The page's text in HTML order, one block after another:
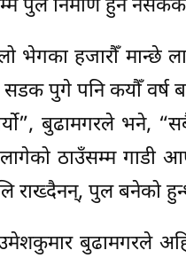
पुल निर्माण हुन
भेगका हजारौँ मान्छे
पुगे पनि कयौँ वर्ष
बुढामगरले भने,
ठाउँसम्म गाडी
राख्दैनन्, पुल बनेको
बुढामगरले